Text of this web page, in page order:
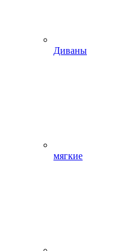
Диваны
мягкие